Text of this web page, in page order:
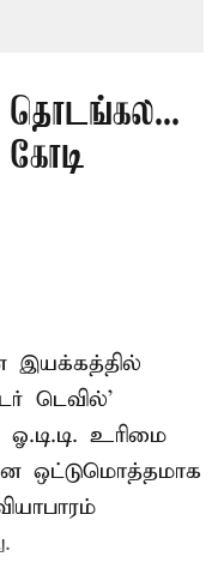
தொடங்கல...
இயக்கத்தில்
டெவில்'
உரிமை
ஒட்டுமொத்தமாக